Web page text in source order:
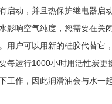
动，并且热保护继电器启
响空气纯度，您需要在关
户可以用新的硅胶代替它
运行1000小时用活性炭更
作，因此润滑油会与水一